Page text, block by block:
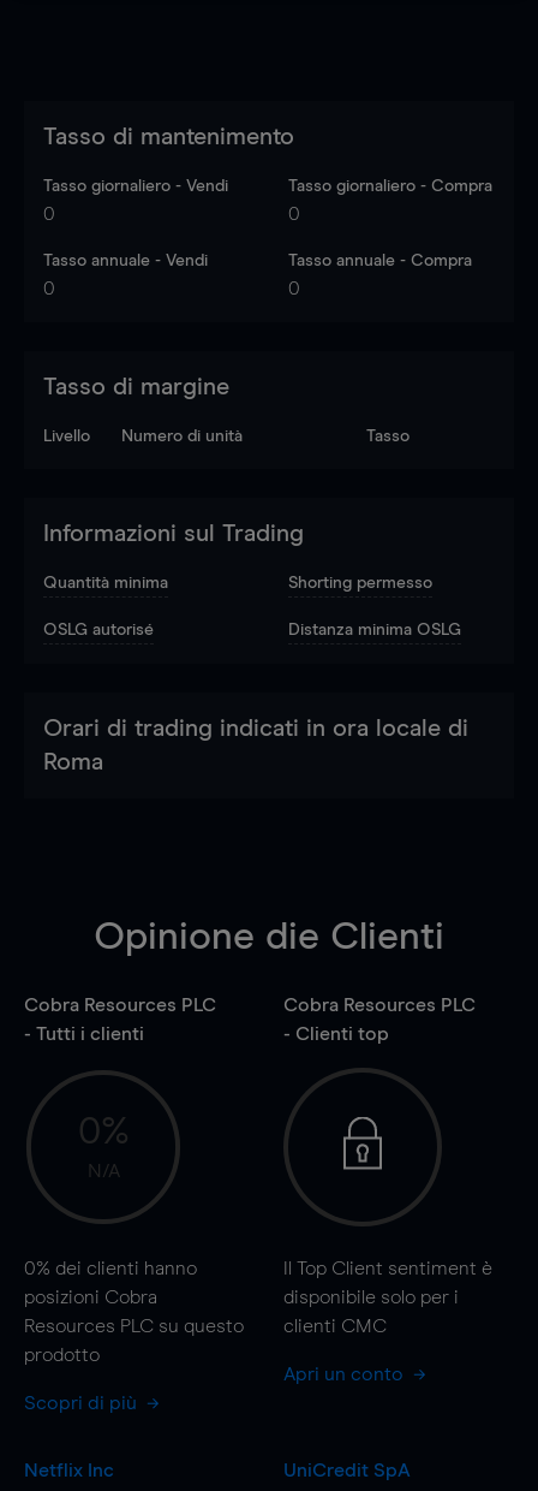
Tasso di mantenimento
Tasso giornaliero - Vendi
0
Tasso giornaliero - Compra
0
Tasso annuale - Vendi
0
Tasso annuale - Compra
0
Tasso di margine
Livello Numero di unità Tasso
Informazioni sul Trading
Quantità minima Shorting permesso
OSLG autorisé Distanza minima OSLG
Orari di trading indicati in ora locale di
Roma
Opinione die Clienti
Cobra Resources PLC
- Tutti i clienti
0%
N/A
0% dei clienti hanno
posizioni Cobra
Resources PLC su questo
prodotto
Scopri di più
Cobra Resources PLC
- Clienti top
Il Top Client sentiment è
disponibile solo per i
clienti CMC
Apri un conto
Netflix Inc
UniCredit SpA